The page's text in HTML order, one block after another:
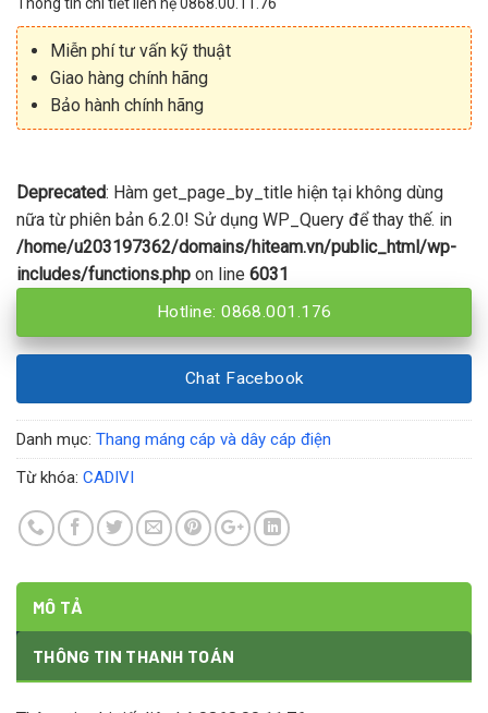
Miễn phí tư vấn kỹ thuật
Giao hàng chính hãng
Bảo hành chính hãng
Deprecated: Hàm get_page_by_title hiện tại không dùng
nữa từ phiên bản 6.2.0! Sử dụng WP_Query để thay thế. in
/home/u203197362/domains/hiteam.vn/public_html/wp-
includes/functions.php on line 6031
Hotline: 0868.001.176
Chat Facebook
Danh mục: Thang máng cáp và dây cáp điện
Từ khóa: CADIVI
MÔ TẢ
THÔNG TIN THANH TOÁN